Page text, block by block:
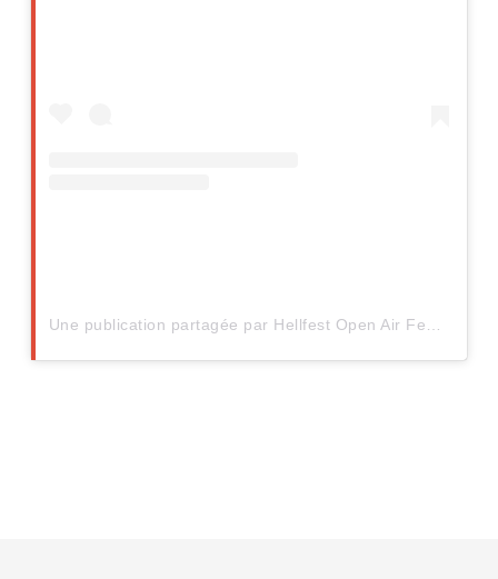
Une publication partagée par Hellfest Open Air Festival (@hellfestopenair)